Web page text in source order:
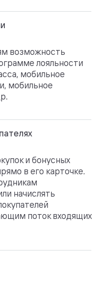
возможность
лояльности
мобильное
мобильное
и бонусных
в его карточке.
начислять
поток входящих